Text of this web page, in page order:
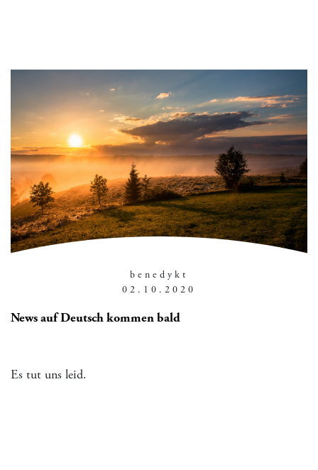
benedykt
02.10.2020
News auf Deutsch kommen bald
Es tut uns leid.